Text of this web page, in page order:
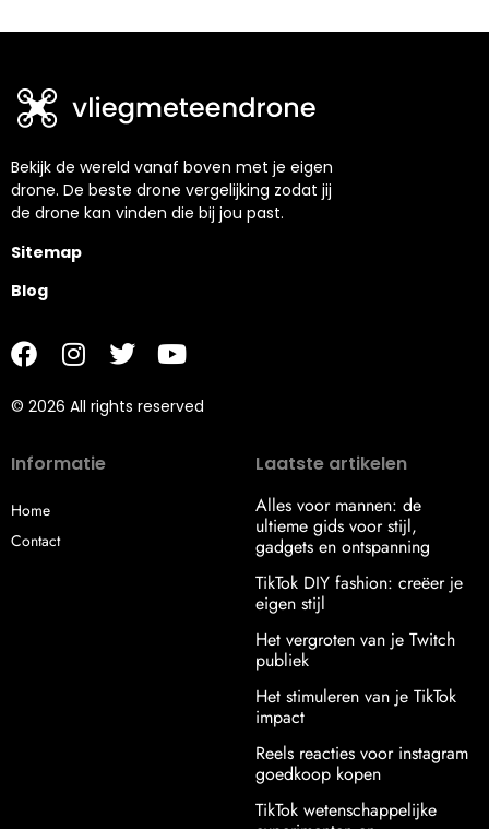
Bekijk de wereld vanaf boven met je eigen
drone. De beste drone vergelijking zodat jij
de drone kan vinden die bij jou past.
Sitemap
Blog
© 2026 All rights reserved
Informatie
Home
Contact
Laatste artikelen
Alles voor mannen: de
ultieme gids voor stijl,
gadgets en ontspanning
TikTok DIY fashion: creëer je
eigen stijl
Het vergroten van je Twitch
publiek
Het stimuleren van je TikTok
impact
Reels reacties voor instagram
goedkoop kopen
TikTok wetenschappelijke